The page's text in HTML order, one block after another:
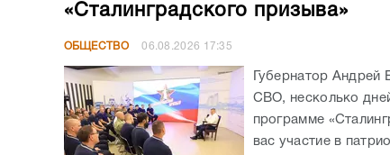
«Сталинградского призыва»
ОБЩЕСТВО 06.08.2026 17:35
Губернатор Андрей
СВО, несколько
программе
вас участие в